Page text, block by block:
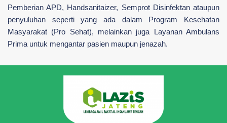
Pemberian APD, Handsanitaizer, Semprot Disinfektan ataupun
penyuluhan seperti yang ada dalam Program Kesehatan
Masyarakat (Pro Sehat), melainkan juga Layanan Ambulans
Prima untuk mengantar pasien maupun jenazah.